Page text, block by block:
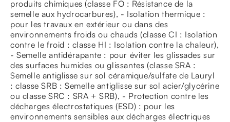
produits chimiques (classe FO : Résistance de la
semelle aux hydrocarbures), - Isolation thermique :
pour les travaux en extérieur ou dans des
environnements froids ou chauds (classe CI : Isolation
contre le froid : classe HI : Isolation contre la chaleur),
- Semelle antidérapante : pour éviter les glissades sur
des surfaces humides ou glissantes (classe SRA :
Semelle antiglisse sur sol céramique/sulfate de Lauryl
: classe SRB : Semelle antiglisse sur sol acier/glycérine
ou classe SRC : SRA + SRB), - Protection contre les
décharges électrostatiques (ESD) : pour les
environnements sensibles aux décharges électriques